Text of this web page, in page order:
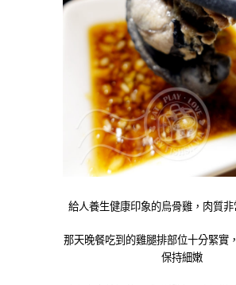
給人養生健康印象的烏骨雞，肉質
那天晚餐吃到的雞腿排部位十分緊實
保持細嫩